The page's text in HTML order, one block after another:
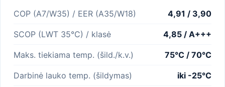
COP (A7/W35) / EER (A35/W18) 4,91 / 3,90
SCOP (LWT 35°C) / klasė 4,85 / A+++
Maks. tiekiama temp. (šild./k.v.) 75°C / 70°C
Darbinė lauko temp. (šildymas) iki -25°C